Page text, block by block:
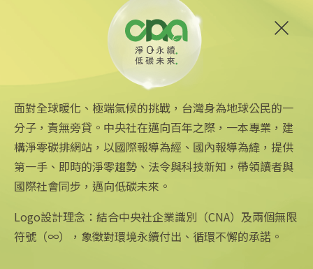
台中智慧停車無紙化9/8上線
2025/08/11 18:54
中央社網站
中央通訊社
Focus Taiwan
フォーカス台湾
關注更多
友善連結
Android app 下載
公司簡介
企業識別
公開資訊
面對全球暖化、極端氣候的挑戰，台灣身為地球公民的一
分子，責無旁貸。中央社在邁向百年之際，一本專業，建
構淨零碳排網站，以國際報導為經、國內報導為緯，提供
第一手、即時的淨零趨勢、法令與科技新知，帶領讀者與
國際社會同步，邁向低碳未來。
Logo設計理念：結合中央社企業識別（CNA）及兩個無限
符號（∞），象徵對環境永續付出、循環不懈的承諾。